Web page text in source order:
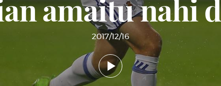
amaitu nahi
2017/12/16